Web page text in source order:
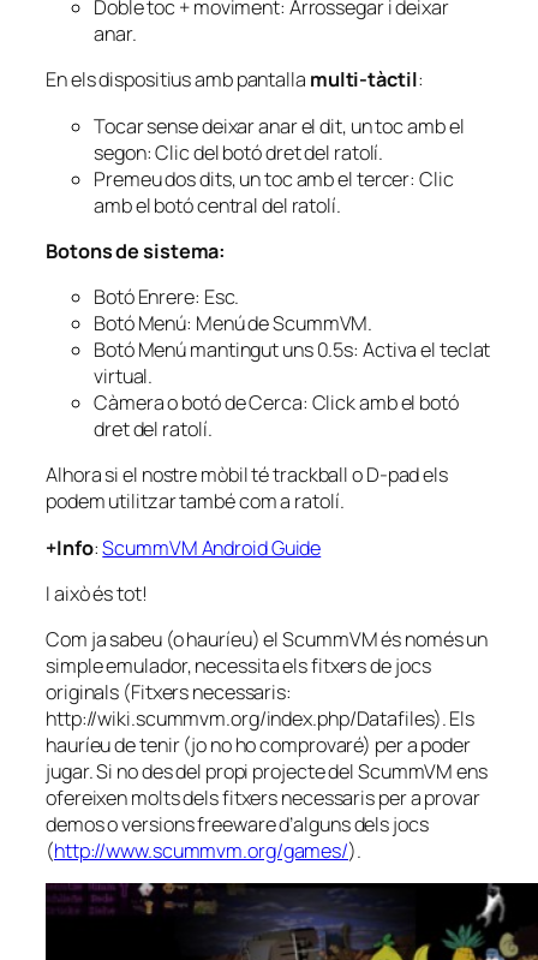
Doble toc + moviment: Arrossegar i deixar
anar.
En els dispositius amb pantalla multi-tàctil:
Tocar sense deixar anar el dit, un toc amb el
segon: Clic del botó dret del ratolí.
Premeu dos dits, un toc amb el tercer: Clic
amb el botó central del ratolí.
Botons de sistema:
Botó Enrere: Esc.
Botó Menú: Menú de ScummVM.
Botó Menú mantingut uns 0.5s: Activa el teclat
virtual.
Càmera o botó de Cerca: Click amb el botó
dret del ratolí.
Alhora si el nostre mòbil té trackball o D-pad els
podem utilitzar també com a ratolí.
+Info:ScummVM Android Guide
I això és tot!
Com ja sabeu (o hauríeu) el ScummVM és només un
simpleemulador, necessita els fitxers de jocs
originals (Fitxers necessaris:
http://wiki.scummvm.org/index.php/Datafiles). Els
hauríeu de tenir (jo no ho comprovaré) per a poder
jugar. Si no des del propi projecte del ScummVM ens
ofereixen molts dels fitxers necessaris per a provar
demoso versionsfreewared’alguns dels jocs
(http://www.scummvm.org/games/).